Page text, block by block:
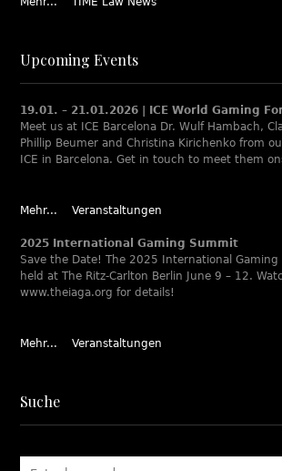
Upcoming Events
19.01. – 21.01.2026 | ICE World Gaming
Meet us at ICE Barcelona Dr. Wulf Hambach,
Phillip Beumer and Christina Kirichenko from
ICE in Barcelona. Get in touch to meet them
Mehr... Veranstaltungen
2025 International Gaming Summit
Save the Date! The 2025 International
held at The Ritz-Carlton Berlin June 9 – 12.
www.theiaga.org for details!
Mehr... Veranstaltungen
Suche